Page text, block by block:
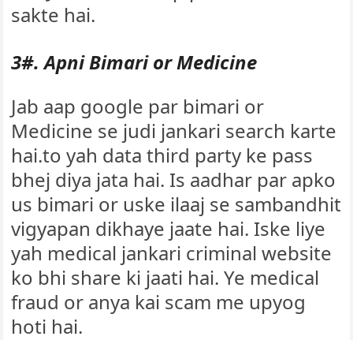
sakte hai.
3#. Apni Bimari or Medicine
Jab aap google par bimari or
Medicine se judi jankari search karte
hai.to yah data third party ke pass
bhej diya jata hai. Is aadhar par apko
us bimari or uske ilaaj se sambandhit
vigyapan dikhaye jaate hai. Iske liye
yah medical jankari criminal website
ko bhi share ki jaati hai. Ye medical
fraud or anya kai scam me upyog
hoti hai.